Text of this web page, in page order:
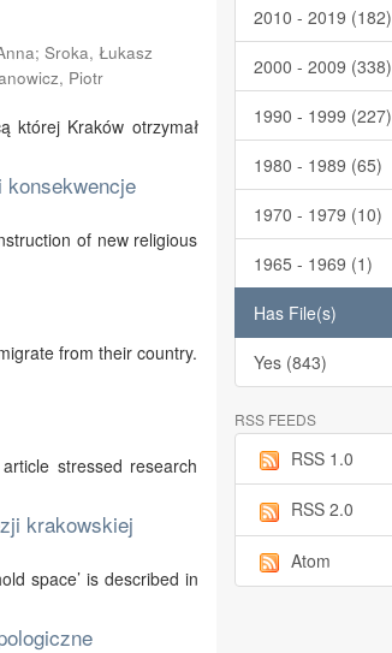
; Sroka, Łukasz
Piotr
której Kraków otrzymał
of new religious
from their country.
stressed research
krakowskiej
space’ is described in
2010 - 2019 (182)
2000 - 2009 (338)
1990 - 1999 (227)
1980 - 1989 (65)
1970 - 1979 (10)
1965 - 1969 (1)
Has File(s)
Yes (843)
RSS FEEDS
RSS 1.0
RSS 2.0
Atom